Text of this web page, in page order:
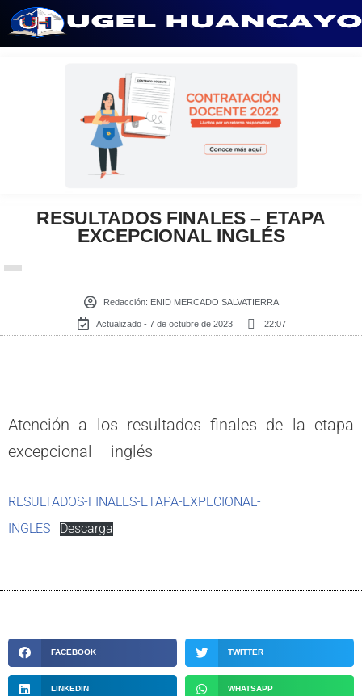
RESULTADOS FINALES – ETAPA
EXCEPCIONAL INGLÉS
Redacción: ENID MERCADO SALVATIERRA
Actualizado - 7 de octubre de 2023 22:07
Atención a los resultados finales de la etapa
excepcional – inglés
RESULTADOS-FINALES-ETAPA-EXPECIONAL-
INGLES
Descarga
FACEBOOK TWITTER
LINKEDIN WHATSAPP